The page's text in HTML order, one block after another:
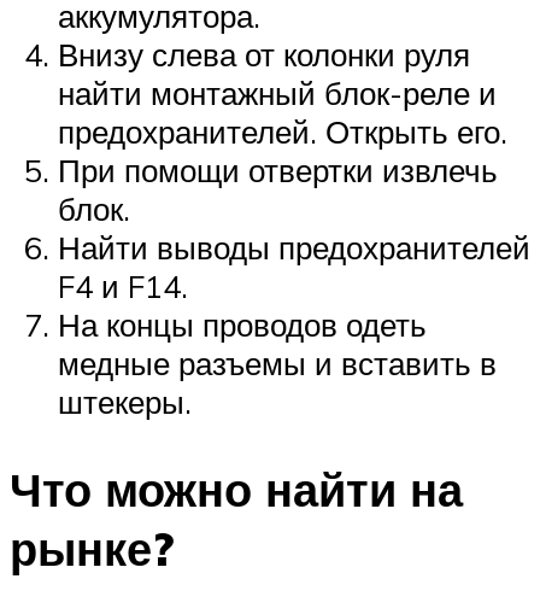
аккумулятора.
Внизу слева от колонки руля
найти монтажный блок-реле и
предохранителей. Открыть его.
При помощи отвертки извлечь
блок.
Найти выводы предохранителей
F4 и F14.
На концы проводов одеть
медные разъемы и вставить в
штекеры.
Что можно найти на
рынке?